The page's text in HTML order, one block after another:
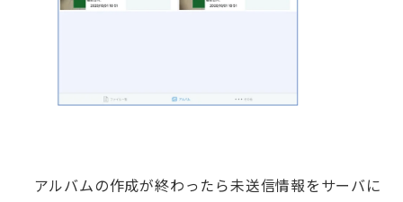
アルバムの作成が終わったら未送信情報をサーバに